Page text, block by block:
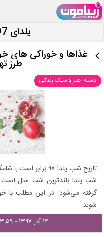
یلدای 97 - زیبامون
غذاها و خوراکی
طرز
دسته: هنر و سبک زندگی
شب یلدا بلندترین شب سال است
گرفته می‌شود. در این مطلب
شوید.
۱۲ آذر ۱۳۹۷ - ۱۳:۵۹